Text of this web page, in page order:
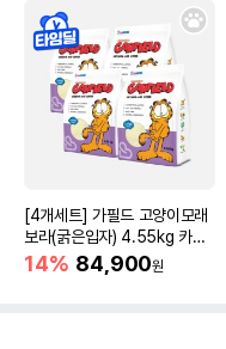
[4개세트] 가필드 고양이모래
보라(굵은입자) 4.55kg 카사
바모래
14% 84,900원